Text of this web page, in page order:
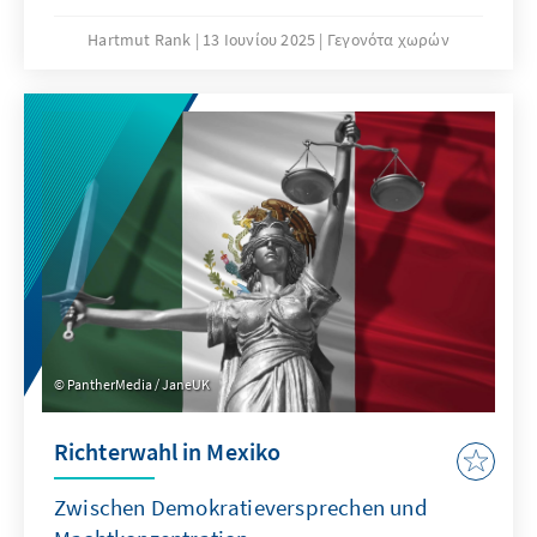
linksgerichtete Präsident Gustavo Petro die
gesellschaftliche Polarisierung verantwortlich
macht, wirft diese Petro vor, mit der
Ankündigung eines Referendums jenseits der
verfassungsmäßigen Ordnung zu agieren.
Viele Kolumbianer haben unterdessen Angst
vor einem Rückfall in die Zeiten des internen
bewaffneten Konfliktes, als Auftragsmorde
gegen Politiker fast zum Alltagegeschehen
gehörten.
Hartmut Rank 13 Ιουνίου 2025 Γεγονότα χωρών
PantherMedia / JaneUK
Richterwahl in Mexiko
Zwischen Demokratieversprechen und